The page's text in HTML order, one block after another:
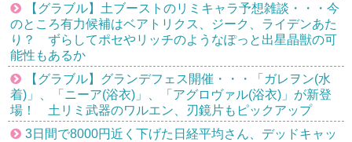
【グラブル】土ブーストのリミキャラ予想雑談・・・今
のところ有力候補はベアトリクス、ジーク、ライデンあた
り？ ずらしてポセやリッチのようなぽっと出星晶獣の可
能性もあるか
【グラブル】グランデフェス開催・・・「ガレヲン(水
着)」、「ニーア(浴衣)」、「アグロヴァル(浴衣)」が新登
場！ 土リミ武器のワルエン、刃鏡片もピックアップ
3日間で8000円近く下げた日経平均さん、デッドキャッ